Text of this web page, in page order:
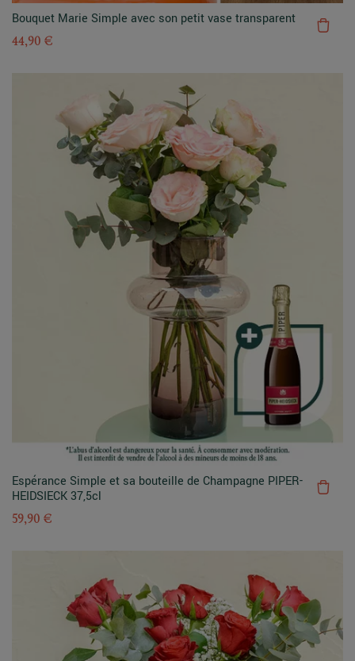
Bouquet Marie Simple avec son petit vase transparent
44,90 €
Espérance Simple et sa bouteille de Champagne PIPER-
HEIDSIECK 37,5cl
59,90 €